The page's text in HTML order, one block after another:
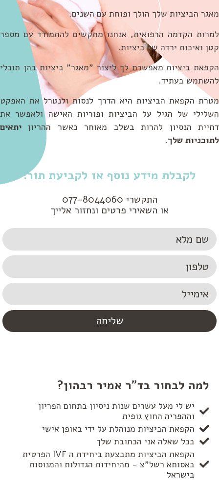
הביציות שלך הולך ופוחת עם השנים.
הקדמה הרפואית, אנחנו מתקשים להתמודד עם מספר
ואיכות ירדה של ביציות.
ביציות מאפשרת לך ליצור "מאגר" ביציות בהן תוכלי
בעתיד.
הקפאת הביציות היא הדרך לנסות ולנטרל את האפקט
של הגיל על הביציות ופוריות האישה ולאפשר את
הנסיון להרות בשלב מאוחר כאשר ההריון יתאים
שלך.
לקבלת מידע נוסף או לקביעת תור:
התקשרי 077-8044060
או השאירי פרטים ונחזור אלייך
שליחה
למה לבחור בד"ר אמיר רבהון?
יש לי מעל עשרים שנות ניסיון בתחום הפריון
וההפריה החוץ גופית
הקפאת הביציות מנוהלת על ידי באופן אישי
בכל שאלה אני הכתובת שלך
הקפאת הביציות מתבצעת ביחידת ה IVF הפרטית
באסותא רשל”צ - מהיחידות הגדולות והמנוסות
בישראל